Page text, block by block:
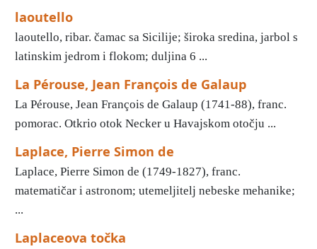
laoutello
laoutello, ribar. čamac sa Sicilije; široka sredina, jarbol s
latinskim jedrom i flokom; duljina 6 ...
La Pérouse, Jean François de Galaup
La Pérouse, Jean François de Galaup (1741-88), franc.
pomorac. Otkrio otok Necker u Havajskom otočju ...
Laplace, Pierre Simon de
Laplace, Pierre Simon de (1749-1827), franc.
matematičar i astronom; utemeljitelj nebeske mehanike;
...
Laplaceova točka